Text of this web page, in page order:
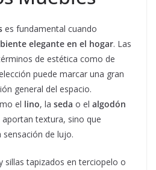
es fundamental cuando
elegante en el hogar. Las
de estética como de
puede marcar una gran
general del espacio.
el lino, la seda o el algodón
textura, sino que
de lujo.
sillas tapizados en terciopelo o